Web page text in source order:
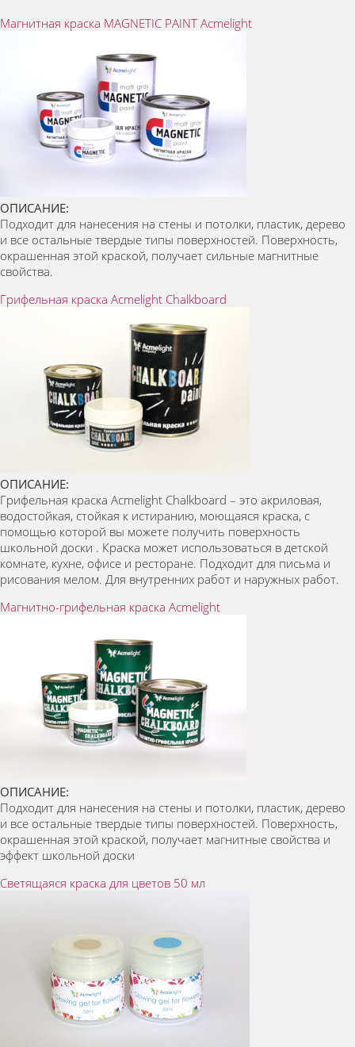
Магнитная краска MAGNETIC PAINT Acmelight
ОПИСАНИЕ:
Подходит для нанесения на стены и потолки, пластик, дерево
и все остальные твердые типы поверхностей. Поверхность,
окрашенная этой краской, получает сильные магнитные
свойства.
Грифельная краска Acmelight Chalkboard
ОПИСАНИЕ:
Грифельная краска Acmelight Chalkboard – это акриловая,
водостойкая, стойкая к истиранию, моющаяся краска, с
помощью которой вы можете получить поверхность
школьной доски . Краска может использоваться в детской
комнате, кухне, офисе и ресторане. Подходит для письма и
рисования мелом. Для внутренних работ и наружных работ.
Магнитно-грифельная краска Acmelight
ОПИСАНИЕ:
Подходит для нанесения на стены и потолки, пластик, дерево
и все остальные твердые типы поверхностей. Поверхность,
окрашенная этой краской, получает магнитные свойства и
эффект школьной доски
Светящаяся краска для цветов 50 мл